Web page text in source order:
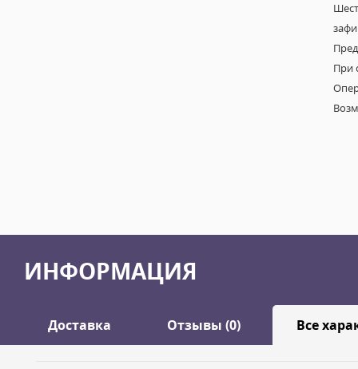
При
ИНФОРМАЦИЯ
Доставка Отзывы (0) Все